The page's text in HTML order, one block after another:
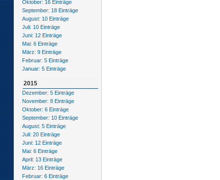
Oktober: 16 Einträge
September: 18 Einträge
August: 10 Einträge
Juli: 10 Einträge
Juni: 12 Einträge
Mai: 6 Einträge
März: 9 Einträge
Februar: 5 Einträge
Januar: 5 Einträge
2015
Dezember: 5 Einträge
November: 8 Einträge
Oktober: 6 Einträge
September: 10 Einträge
August: 5 Einträge
Juli: 20 Einträge
Juni: 12 Einträge
Mai: 6 Einträge
April: 13 Einträge
März: 16 Einträge
Februar: 6 Einträge